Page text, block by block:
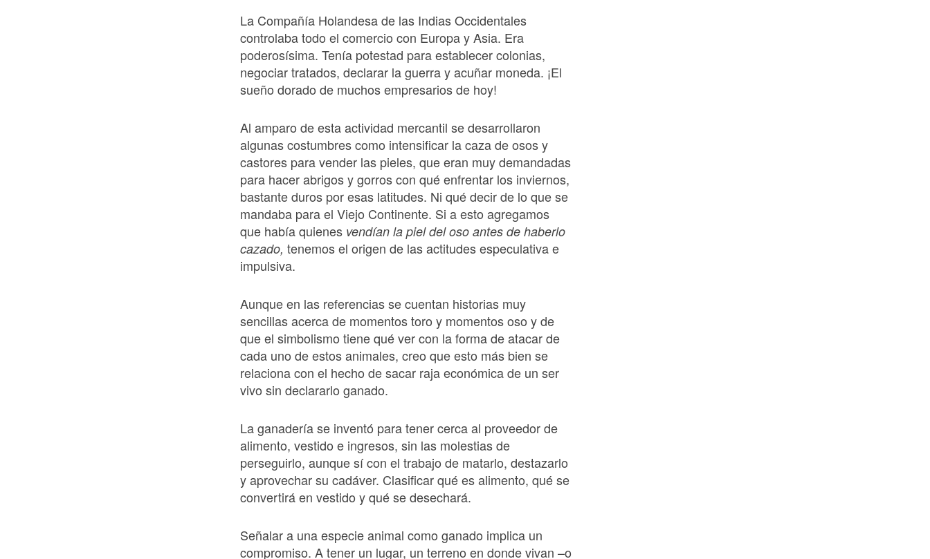
La Compañía Holandesa de las Indias Occidentales
controlaba todo el comercio con Europa y Asia. Era
poderosísima. Tenía potestad para establecer colonias,
negociar tratados, declarar la guerra y acuñar moneda. ¡El
sueño dorado de muchos empresarios de hoy!
Al amparo de esta actividad mercantil se desarrollaron
algunas costumbres como intensificar la caza de osos y
castores para vender las pieles, que eran muy demandadas
para hacer abrigos y gorros con qué enfrentar los inviernos,
bastante duros por esas latitudes. Ni qué decir de lo que se
mandaba para el Viejo Continente. Si a esto agregamos
que había quienes vendían la piel del oso antes de haberlo
cazado, tenemos el origen de las actitudes especulativa e
impulsiva.
Aunque en las referencias se cuentan historias muy
sencillas acerca de momentos toro y momentos oso y de
que el simbolismo tiene qué ver con la forma de atacar de
cada uno de estos animales, creo que esto más bien se
relaciona con el hecho de sacar raja económica de un ser
vivo sin declararlo ganado.
La ganadería se inventó para tener cerca al proveedor de
alimento, vestido e ingresos, sin las molestias de
perseguirlo, aunque sí con el trabajo de matarlo, destazarlo
y aprovechar su cadáver. Clasificar qué es alimento, qué se
convertirá en vestido y qué se desechará.
Señalar a una especie animal como ganado implica un
compromiso. A tener un lugar, un terreno en donde vivan –o